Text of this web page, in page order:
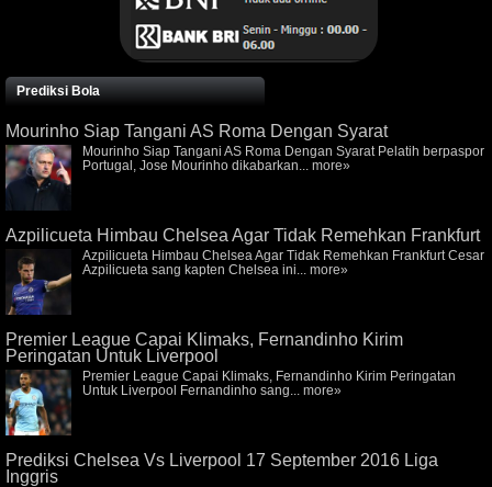
Prediksi Bola
Mourinho Siap Tangani AS Roma Dengan Syarat
Mourinho Siap Tangani AS Roma Dengan Syarat Pelatih berpaspor
Portugal, Jose Mourinho dikabarkan... more»
Azpilicueta Himbau Chelsea Agar Tidak Remehkan Frankfurt
Azpilicueta Himbau Chelsea Agar Tidak Remehkan Frankfurt Cesar
Azpilicueta sang kapten Chelsea ini... more»
Premier League Capai Klimaks, Fernandinho Kirim
Peringatan Untuk Liverpool
Premier League Capai Klimaks, Fernandinho Kirim Peringatan
Untuk Liverpool Fernandinho sang... more»
Prediksi Chelsea Vs Liverpool 17 September 2016 Liga
Inggris